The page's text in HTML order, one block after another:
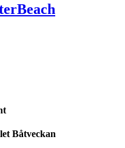
Båtveckan